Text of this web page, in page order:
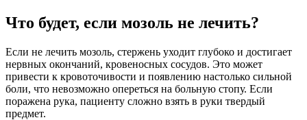
Что будет, если мозоль не лечить?
Если не лечить мозоль, стержень уходит глубоко и достигает
нервных окончаний, кровеносных сосудов. Это может
привести к кровоточивости и появлению настолько сильной
боли, что невозможно опереться на больную стопу. Если
поражена рука, пациенту сложно взять в руки твердый
предмет.